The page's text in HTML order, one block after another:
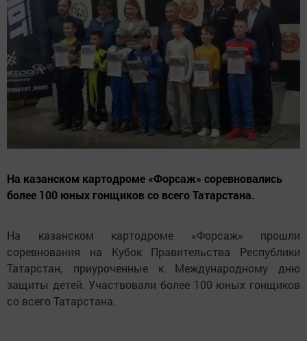
На казанском картодроме «Форсаж» соревновались
более 100 юных гонщиков со всего Татарстана.
На казанском картодроме «Форсаж» прошли
соревнования на Кубок Правительства Республики
Татарстан, приуроченные к Международному дню
защиты детей. Участвовали более 100 юных гонщиков
со всего Татарстана.